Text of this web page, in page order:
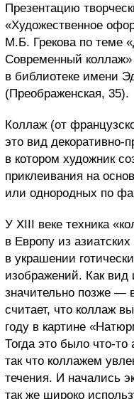
Презентацию
«Художественное
М.Б. Грекова по теме
Современный
в библиотеке имени
(Преображенская, 35).
Коллаж (от
это вид декоративно-
в котором художник
приклеивания на
или однородных по
У XIII веке техника
в Европу из
в украшении
изображений. Как вид
значительно позже —
считает, что коллаж
году в картине
Тогда это было что-то
так что коллажем
течения. И начались
так же широко